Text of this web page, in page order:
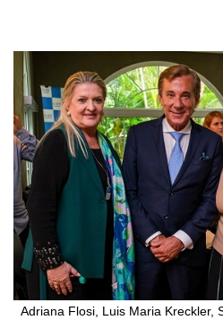
Adriana Flosi, Luis Maria Kreckler,